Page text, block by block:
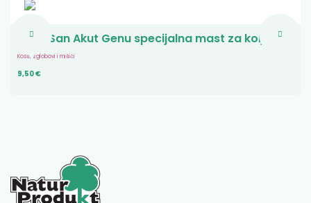
Allga San Akut Genu specijalna mast za koljena
Kosti, zglobovi i mišići
9,50 €